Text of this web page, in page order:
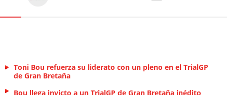
Toni Bou refuerza su liderato con un pleno en el TrialGP
de Gran Bretaña
Bou llega invicto a un TrialGP de Gran Bretaña inédito